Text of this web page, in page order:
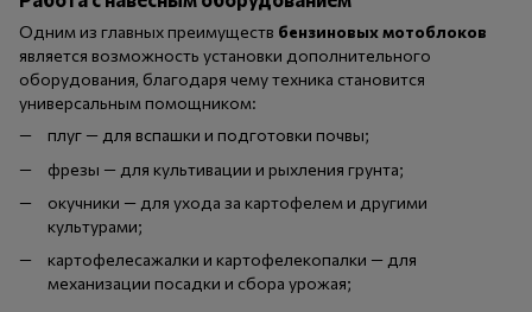
Одним из главных преимуществ бензиновых мотоблоков
является возможность установки дополнительного
оборудования, благодаря чему техника становится
универсальным помощником:
плуг — для вспашки и подготовки почвы;
фрезы — для культивации и рыхления грунта;
окучники — для ухода за картофелем и другими
культурами;
картофелесажалки и картофелекопалки — для
механизации посадки и сбора урожая;